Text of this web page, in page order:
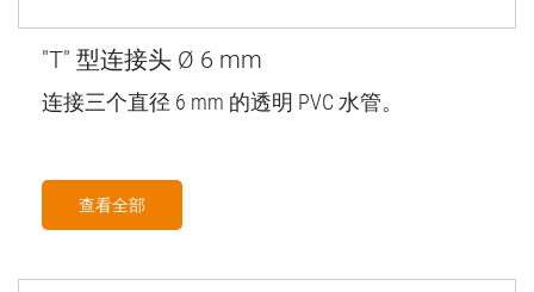
"T" 型连接头 Ø 6 mm
连接三个直径 6 mm 的透明 PVC 水管。
查看全部